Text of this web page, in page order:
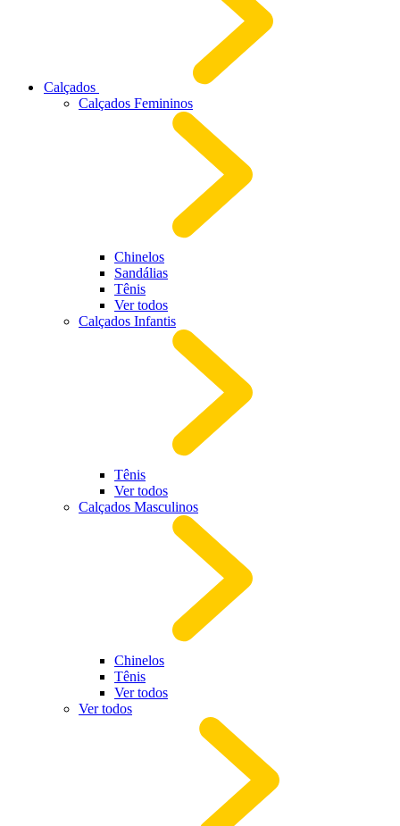
Calçados
Calçados Femininos
Chinelos
Sandálias
Tênis
Ver todos
Calçados Infantis
Tênis
Ver todos
Calçados Masculinos
Chinelos
Tênis
Ver todos
Ver todos